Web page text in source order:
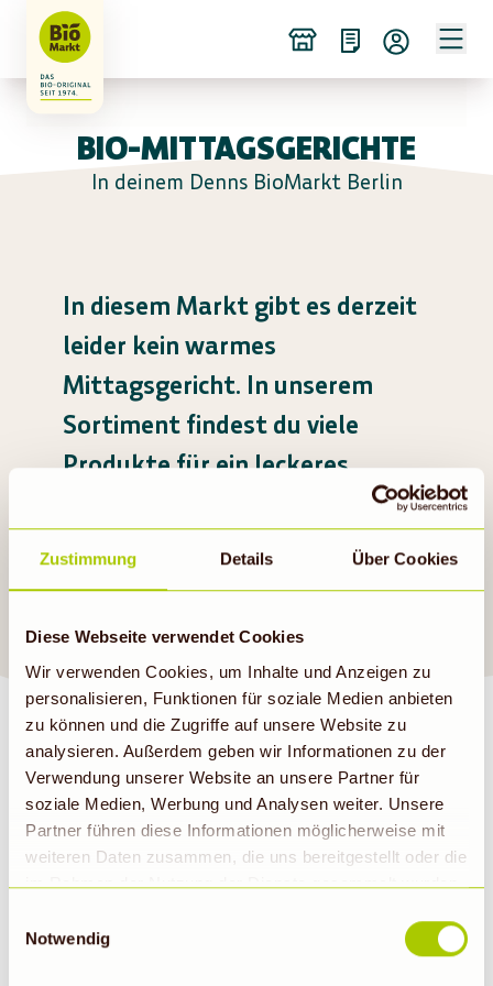
Zustimmung Details Über Cookies
Diese Webseite verwendet Cookies
Wir verwenden Cookies, um Inhalte und Anzeigen zu
personalisieren, Funktionen für soziale Medien anbieten
zu können und die Zugriffe auf unsere Website zu
analysieren. Außerdem geben wir Informationen zu der
Verwendung unserer Website an unsere Partner für
soziale Medien, Werbung und Analysen weiter. Unsere
Partner führen diese Informationen möglicherweise mit
weiteren Daten zusammen, die uns bereitgestellt oder die
im Rahmen der Nutzung der Dienste gesammelt wurden.
erhobenen Daten in den USA durch Google: Unsere
Notwendig
BIO-MITTAGSGERICHTE
In deinem Denns BioMarkt Berlin
In diesem Markt gibt es derzeit
leider kein warmes
Mittagsgericht. In unserem
Sortiment findest du viele
Produkte für ein leckeres
findest du auch in unseren
aktuellen Angeboten.
Guten Appetit!
BIOMARKT NEWSLETTER
E-Mail Abonnieren